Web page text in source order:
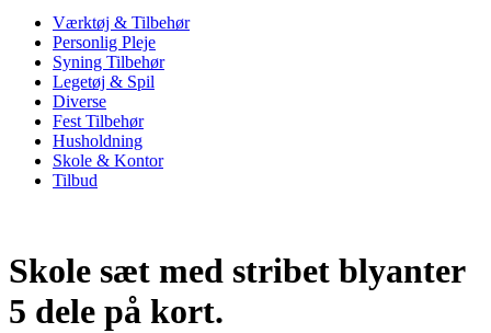
Værktøj & Tilbehør
Personlig Pleje
Syning Tilbehør
Legetøj & Spil
Diverse
Fest Tilbehør
Husholdning
Skole & Kontor
Tilbud
Skole sæt med stribet blyanter
5 dele på kort.